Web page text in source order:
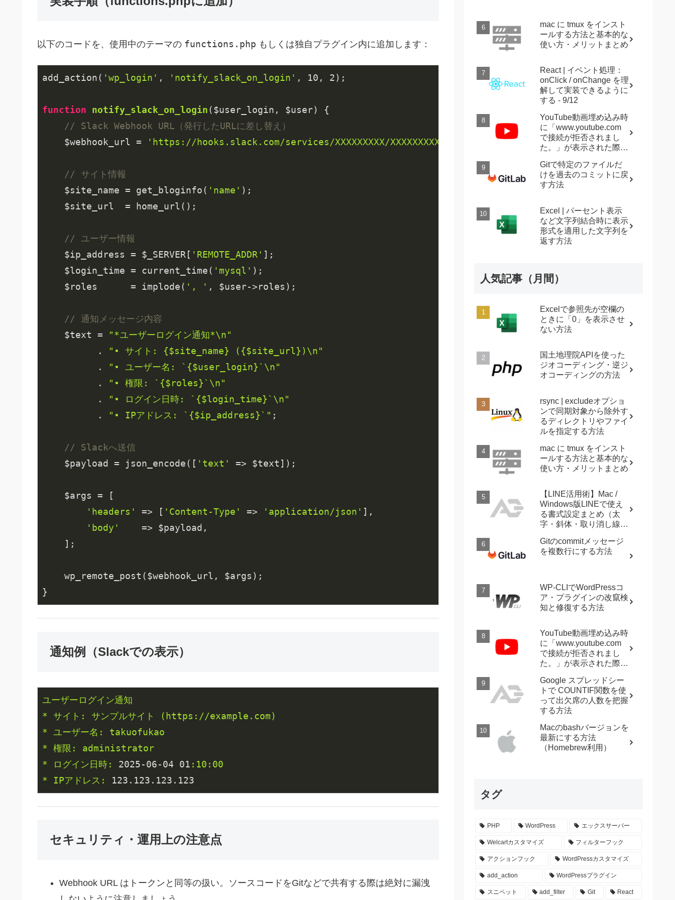
以下のコードを、使用中のテーマの functions.php もしくは独自プラグイン内に追加します：
add_action( 'wp_login' , 'notify_slack_on_login' , 10 , 2);
function notify_slack_on_login($user_login, $user)
{
// Slack Webhook URL（発行したURLに差し替え）
    $webhook_url =
'https://hooks.slack.com/services/XXXXXXXXX/XXXXXXXXX/XXXXXXXXXXXXXXXXXXXX';
// サイト情報
    $site_name = get_bloginfo(
'name' );
    $site_url  = home_url();
// ユーザー情報
    $ip_address = $_SERVER[
'REMOTE_ADDR' ];
    $login_time = current_time(
'mysql' );
    $roles      = implode(
', ' , $user->roles);
// 通知メッセージ内容
    $text =
"*ユーザーログイン通知*\n"
          .
"• サイト: {$site_name} ({$site_url})\n"
          .
"• ユーザー名: `{$user_login}`\n"
          .
"• 権限: `{$roles}`\n"
          .
"• ログイン日時: `{$login_time}`\n"
          .
"• IPアドレス: `{$ip_address}`" ;
// Slackへ送信
    $payload = json_encode([
'text' => $text]);
    $args = [
'headers'
=> [ 'Content-Type' => 'application/json' ],
'body'
    => $payload,
    ];
    wp_remote_post($webhook_url, $args);
}
通知例（Slackでの表示）
ユーザーログイン通知
* サイト: サンプルサイト
(https://example.com)
* ユーザー名:
takuofukao
* 権限:
administrator
*
ログイン日時: 2025-06-04 01 :10:00
*
IPアドレス: 123.123 .123 .123
セキュリティ・運用上の注意点
Webhook URL はトークンと同等の扱い。ソースコードをGitなどで共有する際は絶対に漏洩
mac に tmux をインスト
ールする方法と基本的な
使い方・メリットまとめ
React | イベント処理：
onClick / onChange を理
解して実装できるように
する - 9/12
YouTube動画埋め込み時
に「www.youtube.com
で接続が拒否されまし
た。」が表示された際に
Gitで特定のファイルだ
けを過去のコミットに戻
す方法
Excel | パーセント表示
など文字列結合時に表示
形式を適用した文字列を
返す方法
人気記事（月間）
Excelで参照先が空欄の
ときに「0」を表示させ
ない方法
国土地理院APIを使った
ジオコーディング・逆ジ
オコーディングの方法
rsync | excludeオプショ
ンで同期対象から除外す
るディレクトリやファイ
ルを指定する方法
mac に tmux をインスト
ールする方法と基本的な
使い方・メリットまとめ
【LINE活用術】Mac /
Windows版LINEで使え
る書式設定まとめ（太
字・斜体・取り消し線・
Gitのcommitメッセージ
を複数行にする方法
WP-CLIでWordPressコ
ア・プラグインの改竄検
知と修復する方法
YouTube動画埋め込み時
に「www.youtube.com
で接続が拒否されまし
た。」が表示された際に
Google スプレッドシー
トで COUNTIF関数を使
って出欠席の人数を把握
する方法
Macのbashバージョンを
最新にする方法
（Homebrew利用）
タグ
PHP WordPress エックスサーバー
Welcartカスタマイズ フィルターフック
アクションフック WordPressカスタマイズ
add_action WordPressプラグイン
スニペット add_filter Git React